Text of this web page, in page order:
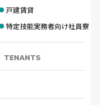
戸建賃貸
特定技能実務者向け社員寮
TENANTS